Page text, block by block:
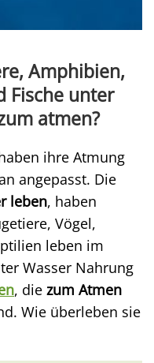
Amphibien,
Fische unter
atmen?
ihre Atmung
angepasst. Die
leben, haben
Vögel,
leben im
Wasser Nahrung
, die zum Atmen
Wie überleben sie